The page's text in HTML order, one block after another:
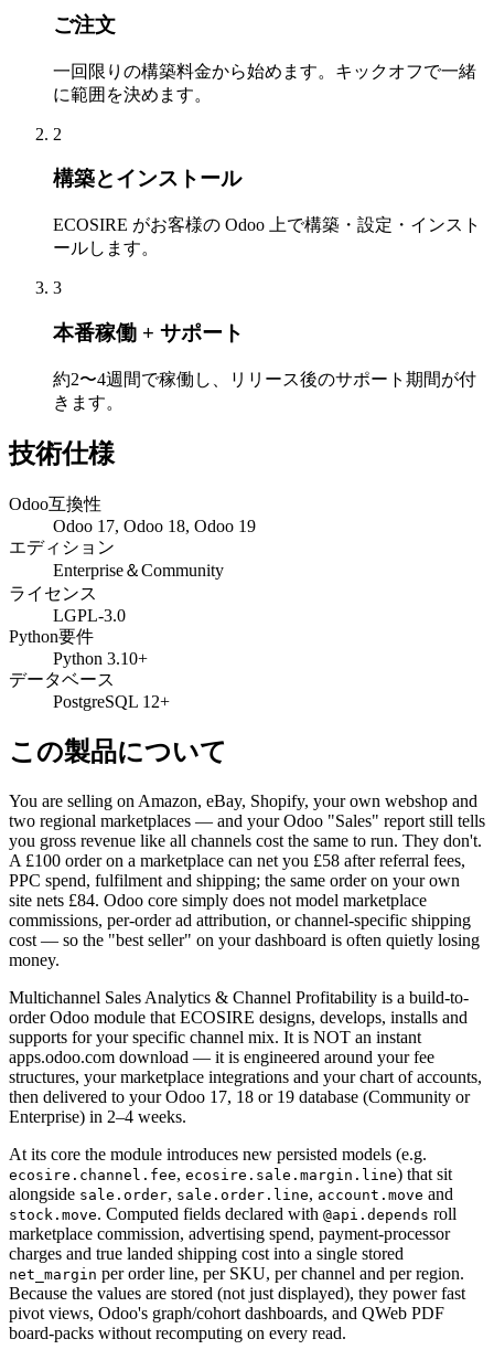
ご注文
一回限りの構築料金から始めます。キックオフで一緒
に範囲を決めます。
2
構築とインストール
ECOSIRE がお客様の Odoo 上で構築・設定・インスト
ールします。
3
本番稼働 + サポート
約2〜4週間で稼働し、リリース後のサポート期間が付
きます。
技術仕様
Odoo互換性
Odoo 17, Odoo 18, Odoo 19
エディション
Enterprise＆Community
ライセンス
LGPL-3.0
Python要件
Python 3.10+
データベース
PostgreSQL 12+
この製品について
You are selling on Amazon, eBay, Shopify, your own webshop and
two regional marketplaces — and your Odoo "Sales" report still tells
you gross revenue like all channels cost the same to run. They don't.
A £100 order on a marketplace can net you £58 after referral fees,
PPC spend, fulfilment and shipping; the same order on your own
site nets £84. Odoo core simply does not model marketplace
commissions, per-order ad attribution, or channel-specific shipping
cost — so the "best seller" on your dashboard is often quietly losing
money.
Multichannel Sales Analytics & Channel Profitability is a build-to-
order Odoo module that ECOSIRE designs, develops, installs and
supports for your specific channel mix. It is NOT an instant
apps.odoo.com download — it is engineered around your fee
structures, your marketplace integrations and your chart of accounts,
then delivered to your Odoo 17, 18 or 19 database (Community or
Enterprise) in 2–4 weeks.
At its core the module introduces new persisted models (e.g.
ecosire.channel.fee, ecosire.sale.margin.line) that sit
alongside sale.order, sale.order.line, account.move and
stock.move. Computed fields declared with @api.depends roll
marketplace commission, advertising spend, payment-processor
charges and true landed shipping cost into a single stored
net_margin per order line, per SKU, per channel and per region.
Because the values are stored (not just displayed), they power fast
pivot views, Odoo's graph/cohort dashboards, and QWeb PDF
board-packs without recomputing on every read.